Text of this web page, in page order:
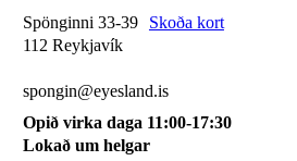
Spönginni 33-39
Skoða kort
112 Reykjavík
spongin@eyesland.is
Opið virka daga 11:00-17:30
Lokað um helgar